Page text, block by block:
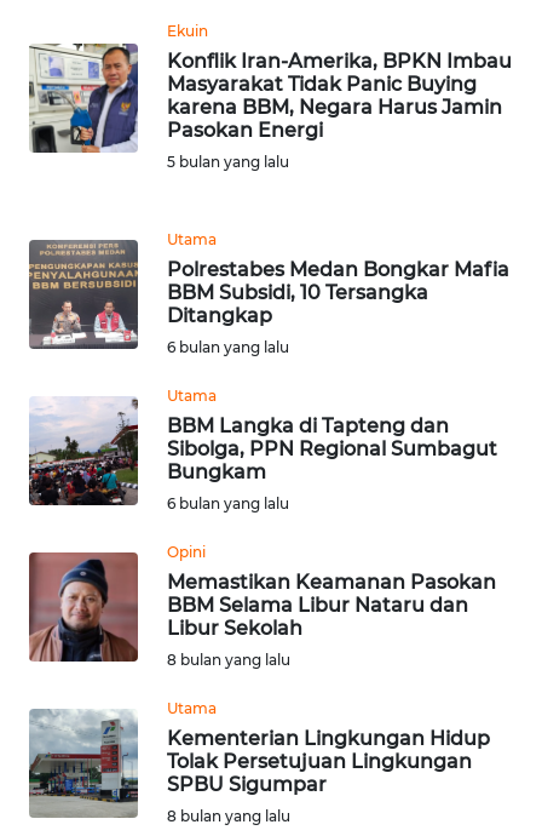
Ekuin
Konflik Iran-Amerika, BPKN Imbau
Masyarakat Tidak Panic Buying
karena BBM, Negara Harus Jamin
Pasokan Energi
5 bulan yang lalu
Utama
Polrestabes Medan Bongkar Mafia
BBM Subsidi, 10 Tersangka
Ditangkap
6 bulan yang lalu
Utama
BBM Langka di Tapteng dan
Sibolga, PPN Regional Sumbagut
Bungkam
6 bulan yang lalu
Opini
Memastikan Keamanan Pasokan
BBM Selama Libur Nataru dan
Libur Sekolah
8 bulan yang lalu
Utama
Kementerian Lingkungan Hidup
Tolak Persetujuan Lingkungan
SPBU Sigumpar
8 bulan yang lalu
WN
BENGKULU
WN
JATENG
WN
WN
JOGJA
JATIM
WN
BALI
KALBAR
WN
KALTENG